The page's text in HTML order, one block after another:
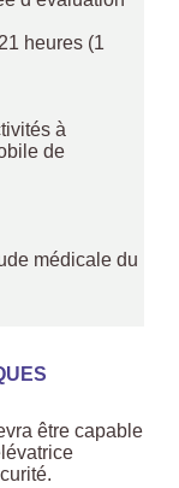
heures (1
à
de
médicale du
être capable